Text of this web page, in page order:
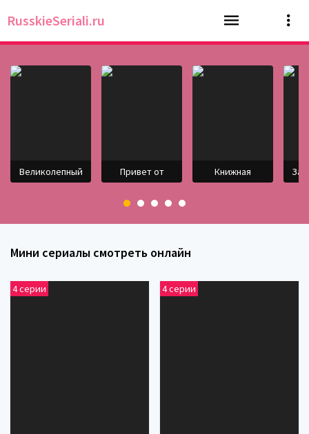
RusskieSeriali.ru
Великолепный Привет от Книжная
Мини сериалы смотреть онлайн
4 серии 4 серии